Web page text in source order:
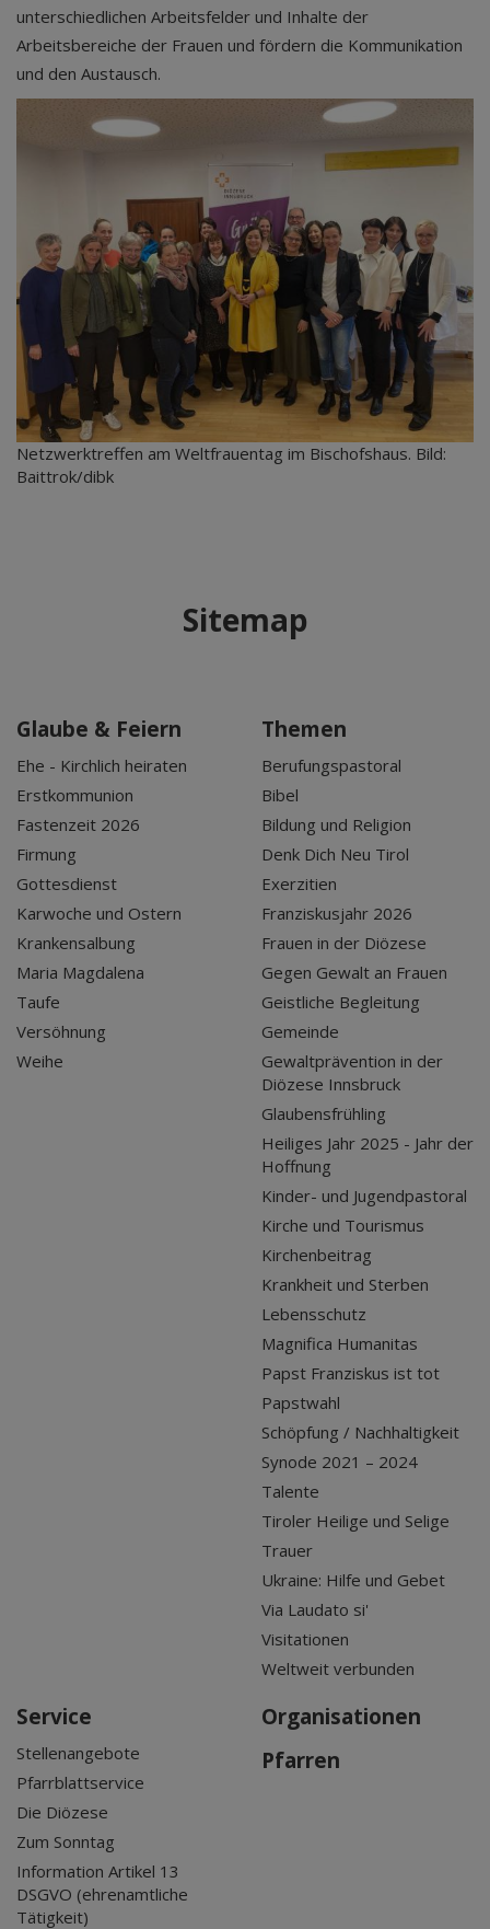
unterschiedlichen Arbeitsfelder und Inhalte der
Arbeitsbereiche der Frauen und fördern die Kommunikation
und den Austausch.
Netzwerktreffen am Weltfrauentag im Bischofshaus. Bild:
Baittrok/dibk
Sitemap
Glaube & Feiern
Ehe - Kirchlich heiraten
Erstkommunion
Fastenzeit 2026
Firmung
Gottesdienst
Karwoche und Ostern
Krankensalbung
Maria Magdalena
Taufe
Versöhnung
Weihe
Themen
Berufungspastoral
Bibel
Bildung und Religion
Denk Dich Neu Tirol
Exerzitien
Franziskusjahr 2026
Frauen in der Diözese
Gegen Gewalt an Frauen
Geistliche Begleitung
Gemeinde
Gewaltprävention in der
Diözese Innsbruck
Glaubensfrühling
Heiliges Jahr 2025 - Jahr der
Hoffnung
Kinder- und Jugendpastoral
Kirche und Tourismus
Kirchenbeitrag
Krankheit und Sterben
Lebensschutz
Magnifica Humanitas
Papst Franziskus ist tot
Papstwahl
Schöpfung / Nachhaltigkeit
Synode 2021 – 2024
Talente
Tiroler Heilige und Selige
Trauer
Ukraine: Hilfe und Gebet
Via Laudato si'
Visitationen
Weltweit verbunden
Service
Stellenangebote
Pfarrblattservice
Die Diözese
Zum Sonntag
Information Artikel 13
DSGVO (ehrenamtliche
Tätigkeit)
Organisationen
Pfarren